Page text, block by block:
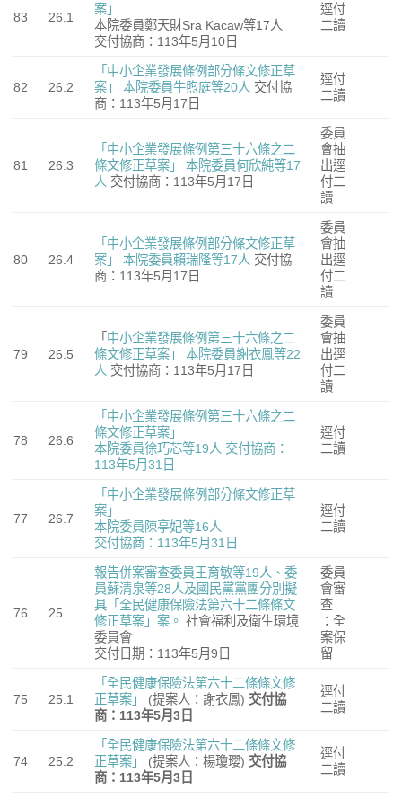
83 26.1
案」
本院委員鄭天財Sra Kacaw等17人
交付協商：113年5月10日
逕付
二讀
82 26.2
「中小企業發展條例部分條文修正草
案」
本院委員牛煦庭等20人 交付協
商：113年5月17日
逕付
二讀
81 26.3
「中小企業發展條例第三十六條之二
條文修正草案」
本院委員何欣純等17
人 交付協商：113年5月17日
委員
會抽
出逕
付二
讀
80 26.4
「中小企業發展條例部分條文修正草
案」
本院委員賴瑞隆等17人 交付協
商：113年5月17日
委員
會抽
出逕
付二
讀
79 26.5
「 中小企業發展條例第三十六條之二
條文修正草案」
本院委員謝衣鳯等22
人 交付協商：113年5月17日
委員
會抽
出逕
付二
讀
78 26.6
「中小企業發展條例第三十六條之二
條文修正草案」
本院委員徐巧芯等19人 交付協商：
113年5月31日
逕付
二讀
77 26.7
「中小企業發展條例部分條文修正草
案」
本院委員陳亭妃等16人
交付協商：113年5月31日
逕付
二讀
76 25
報告併案審查委員王育敏等19人、委
員蘇清泉等28人及國民黨黨團分別擬
具「全民健康保險法第六十二條條文
修正草案」案。 社會福利及衛生環境
委員會
交付日期：113年5月9日
委員
會審
查
：全
案保
留
75 25.1
「全民健康保險法第六十二條條文修
正草案」
(提案人：謝衣鳳) 交付協
商：113年5月3日
逕付
二讀
74 25.2
「全民健康保險法第六十二條條文修
正草案」
(提案人：楊瓊瓔) 交付協
商：113年5月3日
逕付
二讀